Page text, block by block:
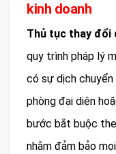
kinh doanh
Thủ tục thay đổi
quy trình pháp lý
có sự dịch chuyển
phòng đại diện
bước bắt buộc
nhằm đảm bảo